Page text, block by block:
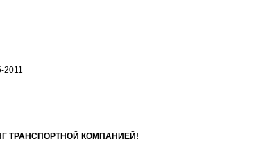
2011
ТРАНСПОРТНОЙ КОМПАНИЕЙ!